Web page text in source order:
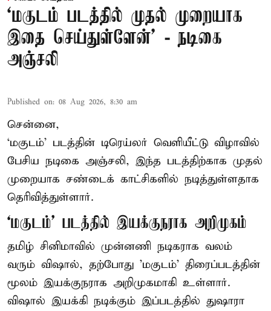
‘மகுடம் படத்தில் முதல் முறையாக
இதை செய்துள்ளேன்’ - நடிகை
அஞ்சலி
Published on: 08 Aug 2026, 8:30 am
சென்னை,
‘மகுடம்’ படத்தின் டிரெய்லர் வெளியீட்டு விழாவில்
பேசிய நடிகை அஞ்சலி, இந்த படத்திற்காக முதல்
முறையாக சண்டைக் காட்சிகளில் நடித்துள்ளதாக
தெரிவித்துள்ளார்.
‘மகுடம்’ படத்தில் இயக்குநராக அறிமுகம்
தமிழ் சினிமாவில் முன்னணி நடிகராக வலம்
வரும் விஷால், தற்போது 'மகுடம்' திரைப்படத்தின்
மூலம் இயக்குநராக அறிமுகமாகி உள்ளார்.
விஷால் இயக்கி நடிக்கும் இப்படத்தில் துஷாரா